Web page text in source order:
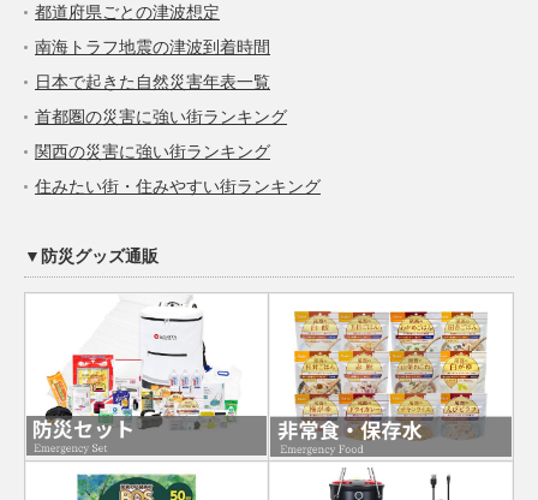
都道府県ごとの津波想定
南海トラフ地震の津波到着時間
日本で起きた自然災害年表一覧
首都圏の災害に強い街ランキング
関西の災害に強い街ランキング
住みたい街・住みやすい街ランキング
▼防災グッズ通販